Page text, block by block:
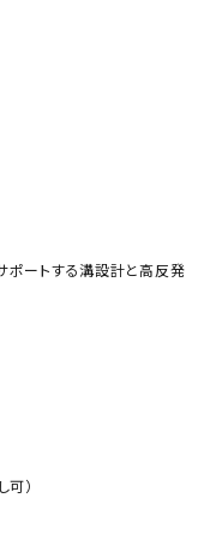
ポートする溝設計と高反発
）